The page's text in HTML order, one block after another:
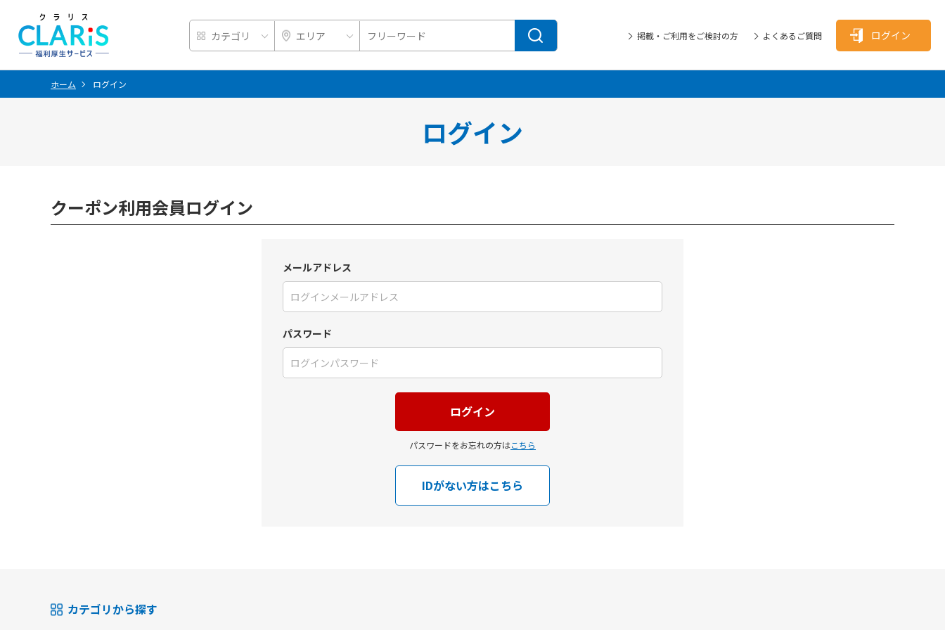
掲載・ご利用をご検討の方 よくあるご質問 ログイン
ホーム ログイン
ログイン
クーポン利用会員ログイン
メールアドレス
パスワード
パスワードをお忘れの方はこちら
IDがない方はこちら
カテゴリから探す